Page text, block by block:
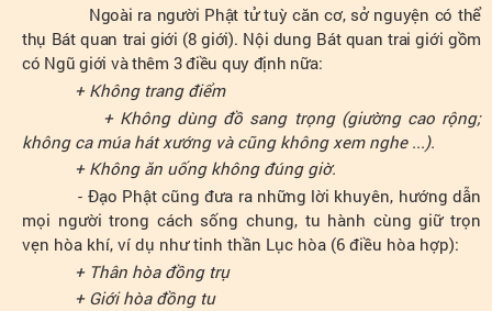
Ngoài ra người Phật tử tuỳ căn cơ, sở nguyện có thể
thụ Bát quan trai giới (8 giới). Nội dung Bát quan trai giới gồm
có Ngũ giới và thêm 3 điều quy định nữa:
+ Không trang điểm
+ Không dùng đồ sang trọng (giường cao rộng;
không ca múa hát xướng và cũng không xem nghe ...).
+ Không ăn uống không đúng giờ.
- Đạo Phật cũng đưa ra những lời khuyên, hướng dẫn
mọi người trong cách sống chung, tu hành cùng giữ trọn
vẹn hòa khí, ví dụ như tinh thần Lục hòa (6 điều hòa hợp):
+ Thân hòa đồng trụ
+ Giới hòa đồng tu